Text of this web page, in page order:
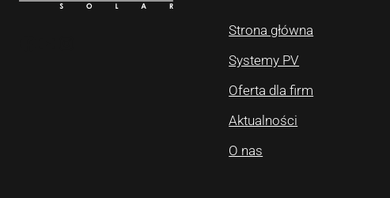
Strona główna
Systemy PV
Oferta dla firm
Aktualności
O nas